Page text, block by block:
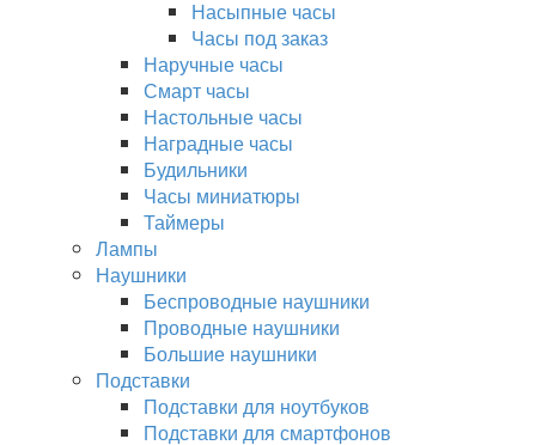
Насыпные часы
Часы под заказ
Наручные часы
Смарт часы
Настольные часы
Наградные часы
Будильники
Часы миниатюры
Таймеры
Лампы
Наушники
Беспроводные наушники
Проводные наушники
Большие наушники
Подставки
Подставки для ноутбуков
Подставки для смартфонов